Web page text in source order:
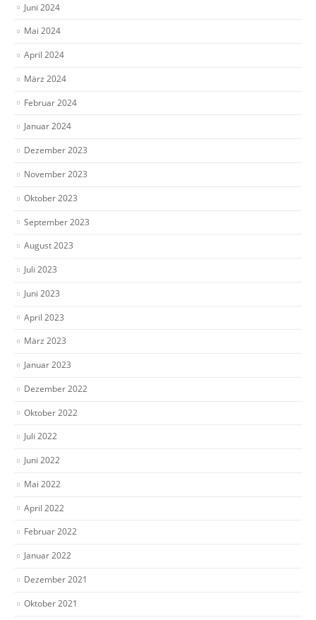
Juni 2024
Mai 2024
April 2024
März 2024
Februar 2024
Januar 2024
Dezember 2023
November 2023
Oktober 2023
September 2023
August 2023
Juli 2023
Juni 2023
April 2023
März 2023
Januar 2023
Dezember 2022
Oktober 2022
Juli 2022
Juni 2022
Mai 2022
April 2022
Februar 2022
Januar 2022
Dezember 2021
Oktober 2021